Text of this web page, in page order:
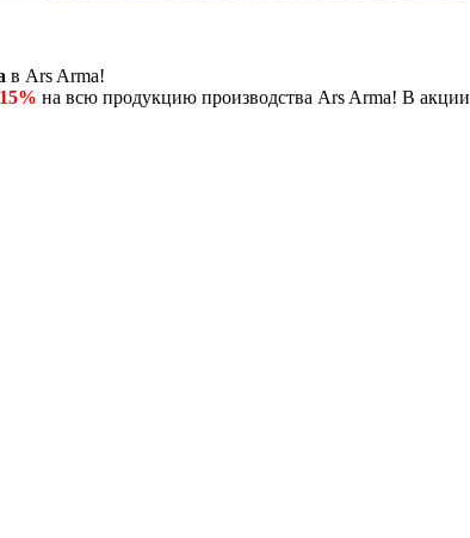
в Ars Arma!
на всю продукцию производства Ars Arma! В акции